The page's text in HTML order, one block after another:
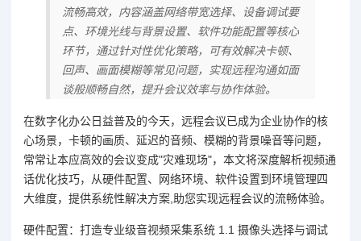
流畅高效，内容涵盖网络带宽选择、设备调试要
点、环境光线与背景设置、软件功能配置等核心
环节，通过针对性优化策略，可有效解决卡顿、
回声、画面模糊等常见问题，实现远程沟通如面
谈般顺畅自然，提升会议效率与协作体验。
在数字化办公日益普及的今天，远程会议已成为企业协作的核
心场景，卡顿的画质、延迟的音频、模糊的背景噪音等问题，
常常让本应高效的会议变成"灾难现场"，本文将深度解析视频通
话优化技巧，从硬件配置、网络环境、软件设置到环境管理四
大维度，提供系统性解决方案,助您实现远程会议的流畅体验。
硬件配置：打造专业级音视频采集系统 1.1 摄像头选择与调试